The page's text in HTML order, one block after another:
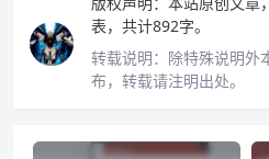
表，共计892字。
转载说明： 除特殊说明外
布，转载请注明出处。